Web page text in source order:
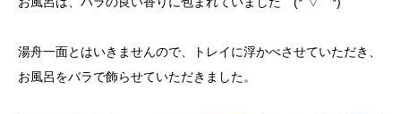
湯舟一面とはいきませんので、トレイに浮かべさせていただき、
お風呂をバラで飾らせていただきました。